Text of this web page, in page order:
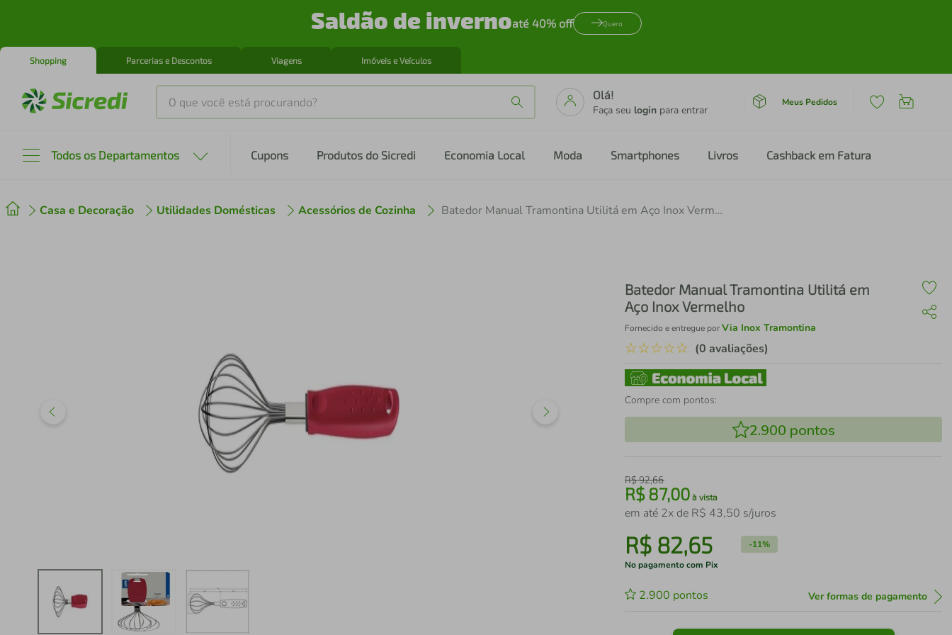
Saldão de invernoaté 40% off Quero
Shopping Parcerias e Descontos Viagens Imóveis e Veículos
O que você está procurando?
Olá!
Faça seu login para entrar
Meus Pedidos
Todos os Departamentos Cupons Produtos do Sicredi Economia Local Moda Smartphones Livros Cashback em Fatura
Casa e Decoração Utilidades Domésticas Acessórios de Cozinha Batedor Manual Tramontina Utilitá em Aço Inox Vermelho
Batedor Manual Tramontina Utilitá em
Aço Inox Vermelho
Fornecido e entregue porVia Inox Tramontina
☆☆☆☆☆ (0 avaliações)
Compre com pontos:
2.900 pontos
R$92,66
R$87,00 à vista
em até 2x de R$ 43,50 s/juros
R$ 82,65 -11%
No pagamento com Pix
2.900 pontos Ver formas de pagamento
º cafeteira